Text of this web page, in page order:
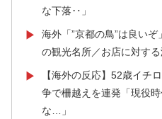
な下落‥」
▶
海外「”京都の鳥”は良い
の観光名所／お店に対す
▶
【海外の反応】52歳イチ
争で柵越えを連発「現役
な…」